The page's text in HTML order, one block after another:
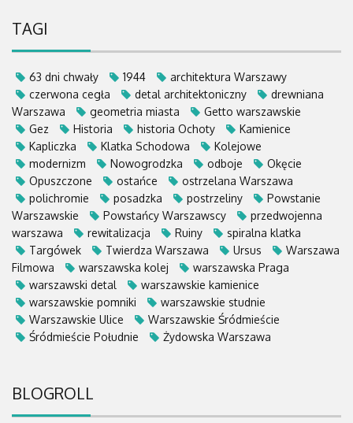
TAGI
63 dni chwały 1944
architektura Warszawy
czerwona cegła
detal architektoniczny
drewniana
Warszawa
geometria miasta
Getto warszawskie
Gez
Historia historia Ochoty
Kamienice
Kapliczka
Klatka Schodowa
Kolejowe
modernizm
Nowogrodzka odboje
Okęcie
Opuszczone
ostańce
ostrzelana Warszawa
polichromie
posadzka postrzeliny
Powstanie
Warszawskie
Powstańcy Warszawscy
przedwojenna
warszawa
rewitalizacja Ruiny
spiralna klatka
Targówek
Twierdza Warszawa Ursus
Warszawa
Filmowa
warszawska kolej
warszawska Praga
warszawski detal
warszawskie kamienice
warszawskie pomniki
warszawskie studnie
Warszawskie Ulice
Warszawskie Śródmieście
Śródmieście Południe
Żydowska Warszawa
BLOGROLL